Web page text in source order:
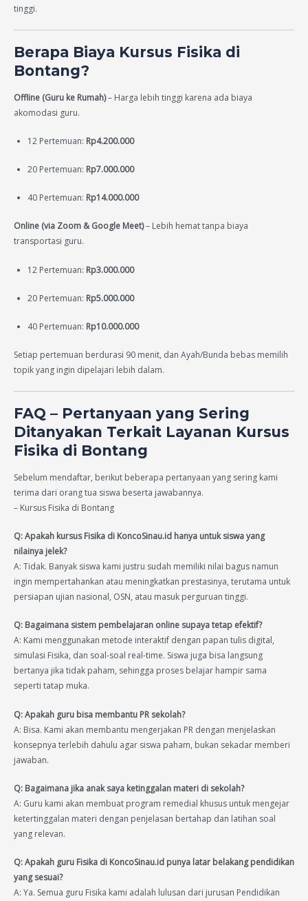
tinggi.
Berapa Biaya Kursus Fisika di
Bontang?
Offline (Guru ke Rumah)– Harga lebih tinggi karena ada biaya
akomodasi guru.
12 Pertemuan: Rp4.200.000
20 Pertemuan: Rp7.000.000
40 Pertemuan: Rp14.000.000
Online (via Zoom & Google Meet)– Lebih hemat tanpa biaya
transportasi guru.
12 Pertemuan: Rp3.000.000
20 Pertemuan: Rp5.000.000
40 Pertemuan: Rp10.000.000
Setiap pertemuan berdurasi 90 menit, dan Ayah/Bunda bebas memilih
topik yang ingin dipelajari lebih dalam.
FAQ – Pertanyaan yang Sering
Ditanyakan Terkait Layanan Kursus
Fisika di Bontang
Sebelum mendaftar, berikut beberapa pertanyaan yang sering kami
terima dari orang tua siswa beserta jawabannya.
– Kursus Fisika di Bontang
Q: Apakah kursus Fisika di KoncoSinau.id hanya untuk siswa yang
nilainya jelek?
A: Tidak. Banyak siswa kami justru sudah memiliki nilai bagus namun
ingin mempertahankan atau meningkatkan prestasinya, terutama untuk
persiapan ujian nasional, OSN, atau masuk perguruan tinggi.
Q: Bagaimana sistem pembelajaran online supaya tetap efektif?
A: Kami menggunakan metode interaktif dengan papan tulis digital,
simulasi Fisika, dan soal-soal real-time. Siswa juga bisa langsung
bertanya jika tidak paham, sehingga proses belajar hampir sama
seperti tatap muka.
Q: Apakah guru bisa membantu PR sekolah?
A: Bisa. Kami akan membantu mengerjakan PR dengan menjelaskan
konsepnya terlebih dahulu agar siswa paham, bukan sekadar memberi
jawaban.
Q: Bagaimana jika anak saya ketinggalan materi di sekolah?
A: Guru kami akan membuat program remedial khusus untuk mengejar
ketertinggalan materi dengan penjelasan bertahap dan latihan soal
yang relevan.
Q: Apakah guru Fisika di KoncoSinau.id punya latar belakang pendidikan
yang sesuai?
A: Ya. Semua guru Fisika kami adalah lulusan dari jurusan Pendidikan